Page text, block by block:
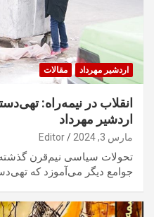
اردشیر مهرداد مقالات
انقلاب در نیمه‌راه:
اردشیر مهرداد
مارس 3, 2024 Editor
تحولات سیاسی نیم‌قرن گذشته
جوامع دیگر می‌آموزد که